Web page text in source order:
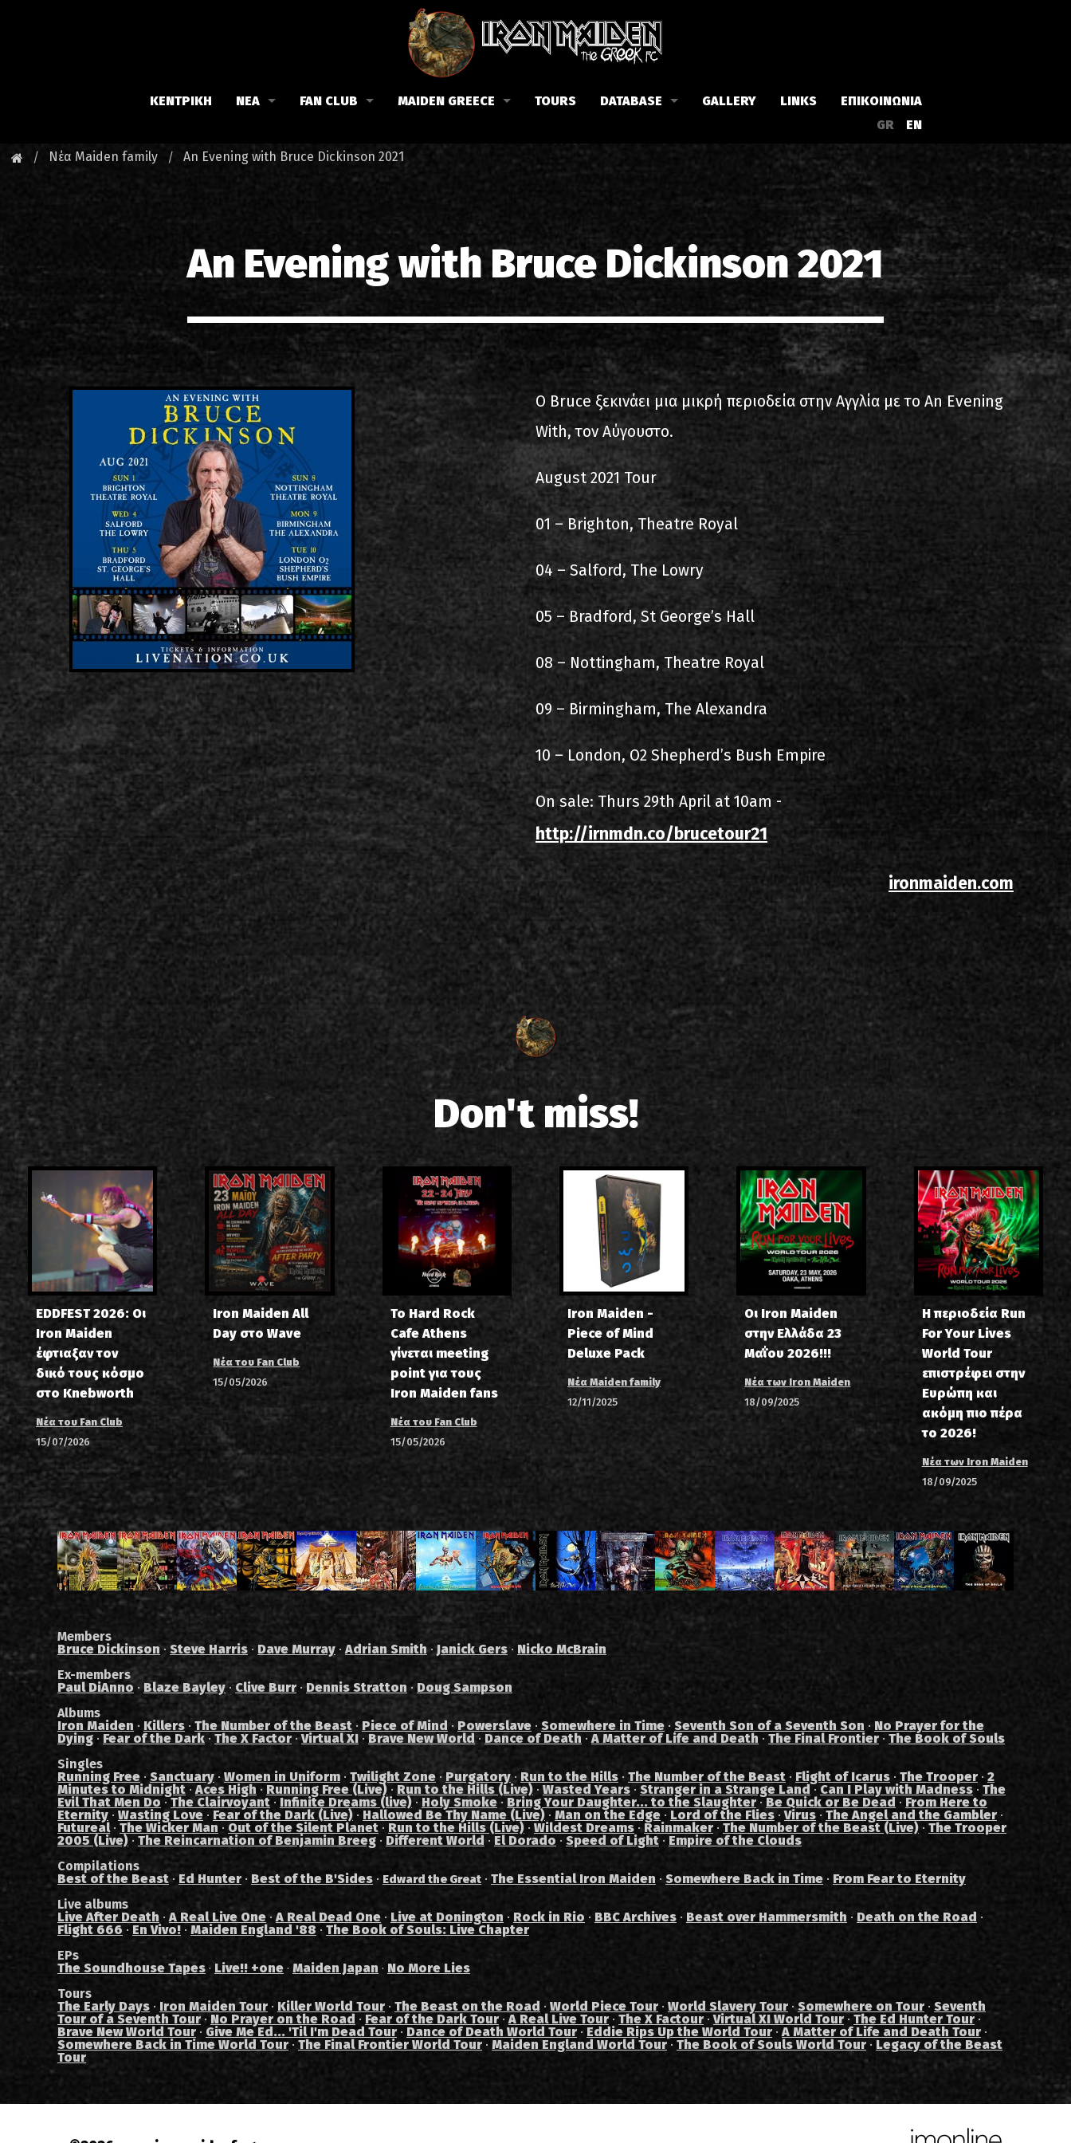
ΚΕΝΤΡΙΚΗ ΝΕΑ FAN CLUB MAIDEN GREECE
Λίστα τραγουδιών στην Ελλάδα
Φωτογραφίες στην Ελλάδα1988-09-13 Νέα Φιλαδέλφεια
1998-09-04 Λυκαβηττός
1999-10-01 Περιστέρι
2000-11-10 Άγιος Κοσμάς
2005-06-21 Μαλακάσα
2008-08-02 Μαλακάσα
2011-06-17 Μαλακάσα
2018-07-20 Μαλακάσα
2022-07-16 Ολυμπιακό Στάδιο
TOURS DATABASE
Singles
Συλλογές
Live
EPs
Λίστα ηχογραφήσεων
Στίχοι
Κριτικές
Συνεντεύξεις
Αρθρογραφία
GALLERY LINKS
ΕΠΙΚΟΙΝΩΝΙΑ
GR
EN
Νέα Maiden family An Evening with Bruce Dickinson 2021
An Evening with Bruce Dickinson 2021
Ο Bruce ξεκινάει μια μικρή περιοδεία στην Αγγλία με το An Evening
With, τον Αύγουστο.
August 2021 Tour
01 – Brighton, Theatre Royal
04 – Salford, The Lowry
05 – Bradford, St George’s Hall
08 – Nottingham, Theatre Royal
09 – Birmingham, The Alexandra
10 – London, O2 Shepherd’s Bush Empire
On sale: Thurs 29th April at 10am -
http://irnmdn.co/brucetour21
ironmaiden.com
Don't miss!
EDDFEST 2026: Οι
Iron Maiden
έφτιαξαν τον
δικό τους κόσμο
στο Knebworth
Νέα του Fan Club
15/07/2026
Iron Maiden All
Day στο Wave
Νέα του Fan Club
15/05/2026
Το Hard Rock
Cafe Athens
γίνεται meeting
point για τους
Iron Maiden fans
Νέα του Fan Club
15/05/2026
Iron Maiden -
Piece of Mind
Deluxe Pack
Νέα Maiden family
12/11/2025
Οι Iron Maiden
στην Ελλάδα 23
Μαΐου 2026!!!
Νέα των Iron Maiden
18/09/2025
Η περιοδεία Run
For Your Lives
World Tour
επιστρέφει στην
Ευρώπη και
ακόμη πιο πέρα
το 2026!
Νέα των Iron Maiden
18/09/2025
Members
Bruce Dickinson· Steve Harris · Dave Murray ·Adrian Smith· Janick Gers · Nicko McBrain
Ex-members
Paul DiAnno· Blaze Bayley· Clive Burr ·Dennis Stratton · Doug Sampson
Albums
Iron Maiden · Killers · The Number of the Beast · Piece of Mind · Powerslave · Somewhere in Time · Seventh Son of a Seventh Son · No Prayer for the
Dying · Fear of the Dark · The X Factor ·Virtual XI · Brave New World· Dance of Death ·A Matter of Life and Death · The Final Frontier · The Book of Souls
Singles
Running Free · Sanctuary ·Women in Uniform · Twilight Zone · Purgatory· Run to the Hills · The Number of the Beast · Flight of Icarus · The Trooper · 2
Minutes to Midnight ·Aces High · Running Free (Live) · Run to the Hills (Live) · Wasted Years · Stranger in a Strange Land · Can I Play with Madness · The
Evil That Men Do · The Clairvoyant · Infinite Dreams (live) · Holy Smoke · Bring Your Daughter... to the Slaughter · Be Quick or Be Dead · From Here to
Eternity · Wasting Love · Fear of the Dark (Live) · Hallowed Be Thy Name (Live) · Man on the Edge · Lord of the Flies ·Virus · The Angel and the Gambler ·
Futureal· The Wicker Man · Out of the Silent Planet · Run to the Hills (Live) · Wildest Dreams ·Rainmaker · The Number of the Beast (Live) · The Trooper
2005 (Live) · The Reincarnation of Benjamin Breeg · Different World · El Dorado · Speed of Light · Empire of the Clouds
Compilations
Best of the Beast · Ed Hunter · Best of the B'Sides · Edward the Great · The Essential Iron Maiden · Somewhere Back in Time · From Fear to Eternity
Live albums
Live After Death ·A Real Live One·A Real Dead One · Live at Donington · Rock in Rio · BBC Archives · Beast over Hammersmith · Death on the Road ·
Flight 666 · En Vivo! · Maiden England '88 · The Book of Souls: Live Chapter
EPs
The Soundhouse Tapes · Live!! +one · Maiden Japan · No More Lies
Tours
The Early Days · Iron Maiden Tour · Killer World Tour · The Beast on the Road · World Piece Tour · World Slavery Tour ·Somewhere on Tour · Seventh
Tour of a Seventh Tour· No Prayer on the Road · Fear of the Dark Tour ·A Real Live Tour · The X Factour ·Virtual XI World Tour · The Ed Hunter Tour ·
Brave New World Tour · Give Me Ed... 'Til I'm Dead Tour · Dance of Death World Tour · Eddie Rips Up the World Tour ·A Matter of Life and Death Tour ·
Somewhere Back in Time World Tour · The Final Frontier World Tour · Maiden England World Tour · The Book of Souls World Tour · Legacy of the Beast
Tour